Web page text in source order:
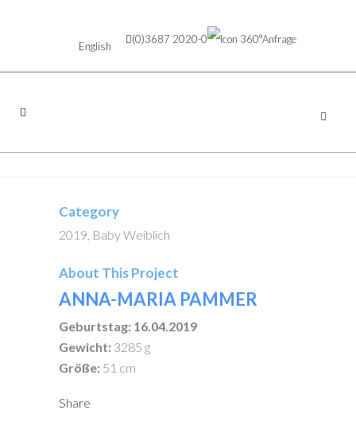
English
(0)3687 2020-0 Anfrage
Category
2019, Baby Weiblich
About This Project
ANNA-MARIA PAMMER
Geburtstag: 16.04.2019
Gewicht: 3285 g
Größe: 51 cm
Share